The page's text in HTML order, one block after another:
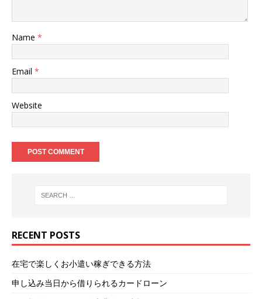
Name *
Email *
Website
RECENT POSTS
在宅で楽しくお小遣い稼ぎできる方法
申し込み当日から借りられるカードローン